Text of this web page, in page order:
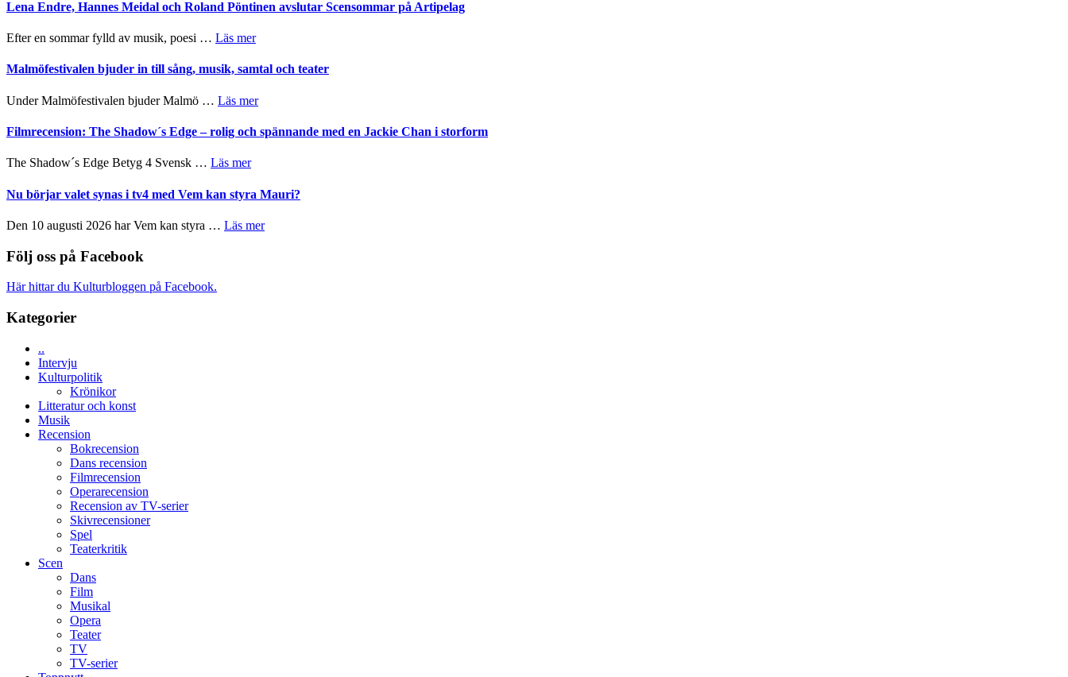
kompott
I
bortom
vidsträckta
Trustorhärvan
ger
på
Lena Endre, Hannes Meidal och Roland Pöntinen avslutar Scensommar på Artipelag
Efter en sommar fylld av musik, poesi … Läs merom
Endre,
och
Pöntinen
Artipelag
Malmöfestivalen bjuder in till sång, musik, samtal och teater
Under Malmöfestivalen bjuder Malmö … Läs merom
bjuder
in
samtal
teater
Filmrecension: The Shadow´s Edge – rolig och spännande med en Jackie Chan i storform
The Shadow´s Edge Betyg 4 Svensk … Läs merom
The
Shadow
Edge
Nu börjar valet synas i tv4 med Vem kan styra Mauri?
Den 10 augusti 2026 har Vem kan styra … Läs merom
Följ oss på Facebook
Här hittar du Kulturbloggen på Facebook.
Kategorier
..
Intervju
Kulturpolitik
Krönikor
Litteratur och konst
Musik
Recension
Bokrecension
Dans recension
Filmrecension
Operarecension
Recension av TV-serier
Skivrecensioner
Spel
Teaterkritik
Scen
Dans
Film
Musikal
Opera
Teater
TV
TV-serier